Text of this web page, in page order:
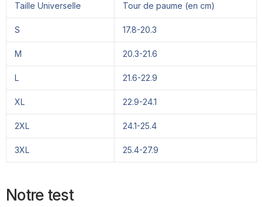
Taille Universelle Tour de paume (en cm)
S 17.8-20.3
M 20.3-21.6
L 21.6-22.9
XL 22.9-24.1
2XL 24.1-25.4
3XL 25.4-27.9
Notre test